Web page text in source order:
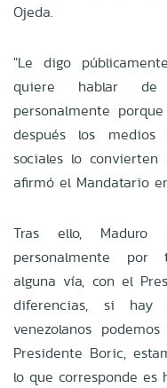
Ojeda.
"Le digo
quiere hablar de
personalmente
después los
sociales lo convierten
afirmó el Mandatario
Tras ello, Maduro
personalmente por
alguna vía, con el
diferencias, si hay
venezolanos
Presidente Boric,
lo que corresponde es